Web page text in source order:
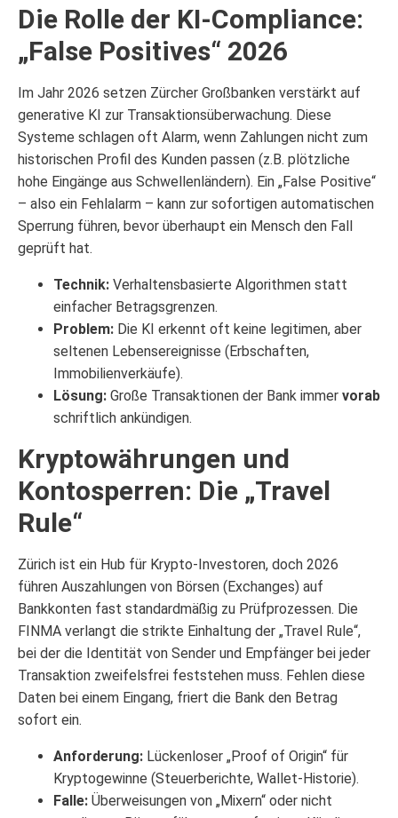
Die Rolle der KI-Compliance:
„False Positives“ 2026
Im Jahr 2026 setzen Zürcher Großbanken verstärkt auf
generative KI zur Transaktionsüberwachung. Diese
Systeme schlagen oft Alarm, wenn Zahlungen nicht zum
historischen Profil des Kunden passen (z.B. plötzliche
hohe Eingänge aus Schwellenländern). Ein „False Positive“
– also ein Fehlalarm – kann zur sofortigen automatischen
Sperrung führen, bevor überhaupt ein Mensch den Fall
geprüft hat.
Technik: Verhaltensbasierte Algorithmen statt
einfacher Betragsgrenzen.
Problem: Die KI erkennt oft keine legitimen, aber
seltenen Lebensereignisse (Erbschaften,
Immobilienverkäufe).
Lösung: Große Transaktionen der Bank immer vorab
schriftlich ankündigen.
Kryptowährungen und
Kontosperren: Die „Travel
Rule“
Zürich ist ein Hub für Krypto-Investoren, doch 2026
führen Auszahlungen von Börsen (Exchanges) auf
Bankkonten fast standardmäßig zu Prüfprozessen. Die
FINMA verlangt die strikte Einhaltung der „Travel Rule“,
bei der die Identität von Sender und Empfänger bei jeder
Transaktion zweifelsfrei feststehen muss. Fehlen diese
Daten bei einem Eingang, friert die Bank den Betrag
sofort ein.
Anforderung: Lückenloser „Proof of Origin“ für
Kryptogewinne (Steuerberichte, Wallet-Historie).
Falle: Überweisungen von „Mixern“ oder nicht